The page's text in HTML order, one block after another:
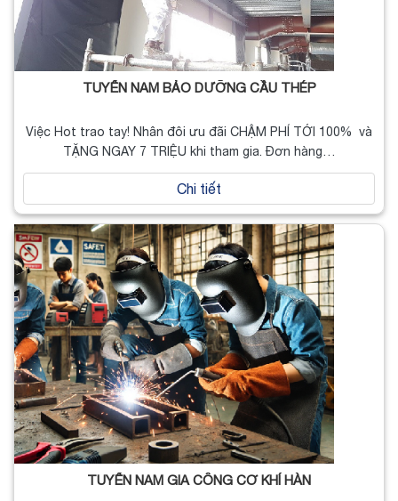
TUYỂN NAM BẢO DƯỠNG CẦU THÉP
Việc Hot trao tay! Nhân đôi ưu đãi CHẬM PHÍ TỚI 100% và
TẶNG NGAY 7 TRIỆU khi tham gia. Đơn hàng…
Chi tiết
TUYỂN NAM GIA CÔNG CƠ KHÍ HÀN